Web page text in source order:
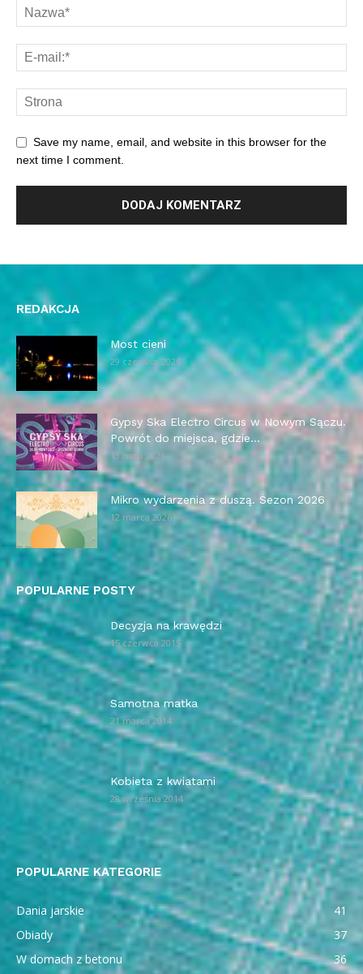
Save my name, email, and website in this browser for the
next time I comment.
REDAKCJA
Most cieni
29 czerwca 2026
Gypsy Ska Electro Circus w Nowym Sączu.
Powrót do miejsca, gdzie...
13 maja 2026
Mikro wydarzenia z duszą. Sezon 2026
12 marca 2026
POPULARNE POSTY
Decyzja na krawędzi
15 czerwca 2015
Samotna matka
21 marca 2014
Kobieta z kwiatami
28 września 2014
POPULARNE KATEGORIE
Dania jarskie
41
Obiady
37
W domach z betonu
36